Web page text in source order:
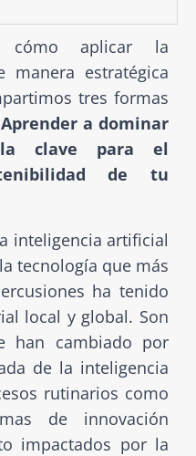
cómo aplicar la
manera estratégica
tres formas
Aprender a dominar
clave para el
de tu
inteligencia artificial
tecnología que más
ha tenido
local y global. Son
han cambiado por
de la inteligencia
rutinarios como
de innovación
impactados por la